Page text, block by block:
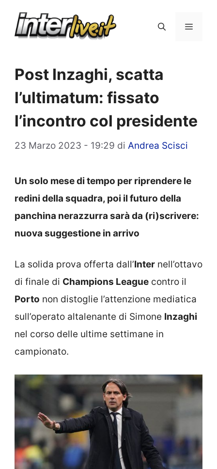
Menu
Post Inzaghi, scatta
l’ultimatum: fissato
l’incontro col presidente
23 Marzo 2023 - 19:29 di Andrea Scisci
Un solo mese di tempo per riprendere le
redini della squadra, poi il futuro della
panchina nerazzurra sarà da (ri)scrivere:
nuova suggestione in arrivo
La solida prova offerta dall’Inter nell’ottavo
di finale di Champions League contro il
Porto non distoglie l’attenzione mediatica
sull’operato altalenante di Simone Inzaghi
nel corso delle ultime settimane in
campionato.